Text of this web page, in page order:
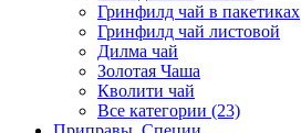
Гринфилд чай в пакетиках
Гринфилд чай листовой
Дилма чай
Золотая Чаша
Кволити чай
Все категории (23)